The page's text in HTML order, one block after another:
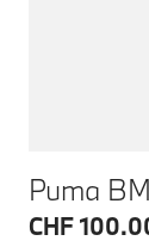
Puma
CHF